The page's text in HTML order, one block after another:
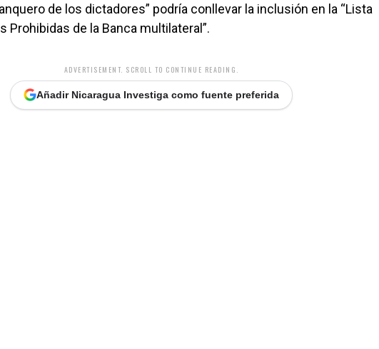
de los dictadores” podría conllevar la inclusión en la “Lista
Prohibidas de la Banca multilateral”.
ADVERTISEMENT. SCROLL TO CONTINUE READING.
Añadir Nicaragua Investiga como fuente preferida